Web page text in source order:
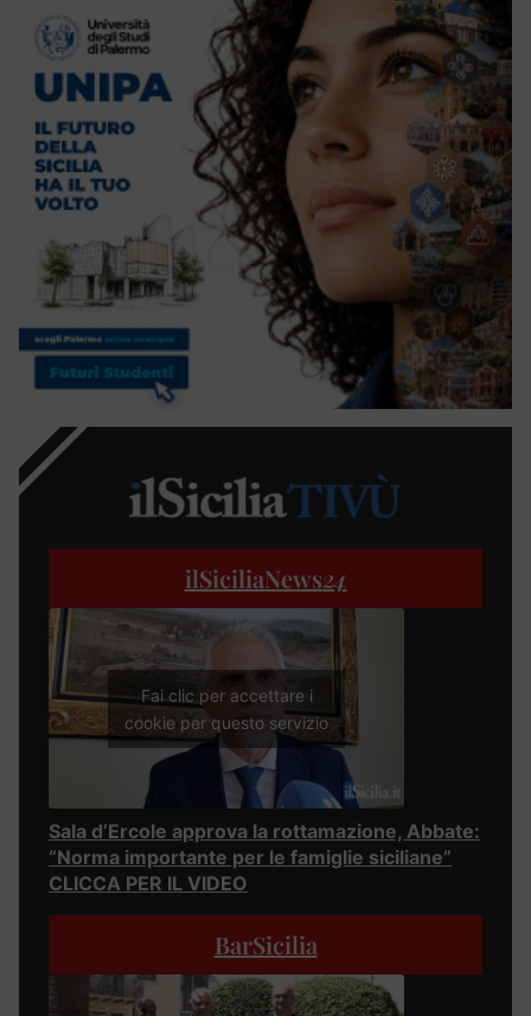
ilSiciliaNews24
Fai clic per accettare i
cookie per questo servizio
Sala d’Ercole approva la rottamazione, Abbate:
“Norma importante per le famiglie siciliane”
CLICCA PER IL VIDEO
BarSicilia